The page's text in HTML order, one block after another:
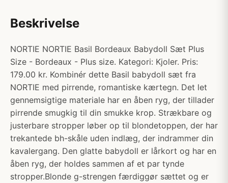
Beskrivelse
NORTIE NORTIE Basil Bordeaux Babydoll Sæt Plus
Size - Bordeaux - Plus size. Kategori: Kjoler. Pris:
179.00 kr. Kombinér dette Basil babydoll sæt fra
NORTIE med pirrende, romantiske kærtegn. Det let
gennemsigtige materiale har en åben ryg, der tillader
pirrende smugkig til din smukke krop. Strækbare og
justerbare stropper løber op til blondetoppen, der har
trekantede bh-skåle uden indlæg, der indrammer din
kavalergang. Den glatte babydoll er lårkort og har en
åben ryg, der holdes sammen af et par tynde
stropper.Blonde g-strengen færdiggør sættet og er